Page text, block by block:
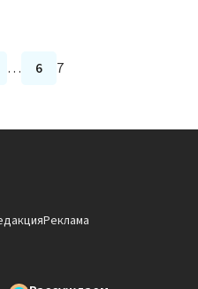
… 6 7
Реклама